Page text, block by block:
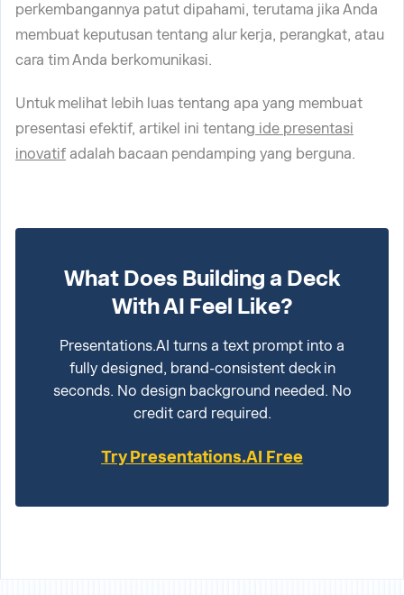
perkembangannya patut dipahami, terutama jika Anda
membuat keputusan tentang alur kerja, perangkat, atau
cara tim Anda berkomunikasi.
Untuk melihat lebih luas tentang apa yang membuat
presentasi efektif, artikel ini tentang ide presentasi
inovatif adalah bacaan pendamping yang berguna.
What Does Building a Deck
With AI Feel Like?
Presentations.AI turns a text prompt into a
fully designed, brand-consistent deck in
seconds. No design background needed. No
credit card required.
Try Presentations.AI Free